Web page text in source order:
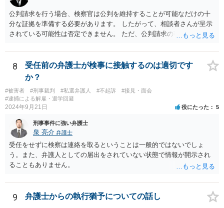
性があります。 以上踏まえて、お近くの弁護士事務所にご相談されて
みてください。
公判請求を行う場合、検察官は公判を維持することが可能なだけの十
分な証拠を準備する必要があります。 したがって、相談者さんが呈示
されている可能性は否定できません。 ただ、公判請求の可能性が完全
いのではないかと思われます。 繰り返しますが、ご依頼されている弁
護人とご相談ください。
8
受任前の弁護士が検事に接触するのは適切です
か？
#被害者 #刑事裁判 #私選弁護人 #不起訴
#接見・面会
#逮捕による解雇・退学回避
2024年9月21日 役にたった 5
刑事事件に強い弁護士
泉 亮介 弁護士
受任をせずに検察は連絡を取るということは一般的ではないでしょ
う。また、弁護人としての届出をされていない状態で情報が開示され
ることもありません。
9 弁護士からの執行猶予についての話し